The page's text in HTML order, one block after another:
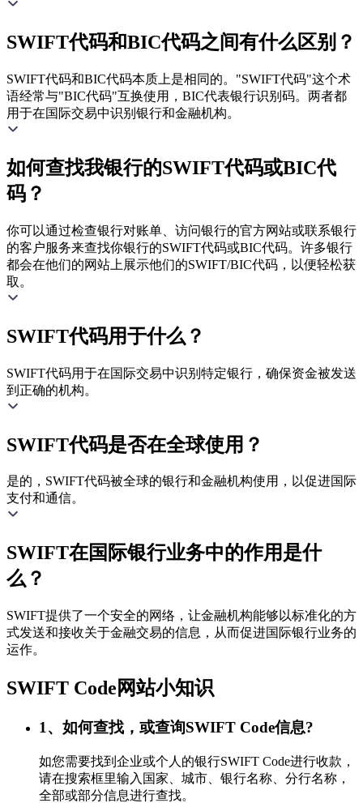
SWIFT代码和BIC代码之间有什么区别？
SWIFT代码和BIC代码本质上是相同的。"SWIFT代码"这个术
语经常与"BIC代码"互换使用，BIC代表银行识别码。两者都
用于在国际交易中识别银行和金融机构。
如何查找我银行的SWIFT代码或BIC代
码？
你可以通过检查银行对账单、访问银行的官方网站或联系银行
的客户服务来查找你银行的SWIFT代码或BIC代码。许多银行
都会在他们的网站上展示他们的SWIFT/BIC代码，以便轻松获
取。
SWIFT代码用于什么？
SWIFT代码用于在国际交易中识别特定银行，确保资金被发送
到正确的机构。
SWIFT代码是否在全球使用？
是的，SWIFT代码被全球的银行和金融机构使用，以促进国际
支付和通信。
SWIFT在国际银行业务中的作用是什
么？
SWIFT提供了一个安全的网络，让金融机构能够以标准化的方
式发送和接收关于金融交易的信息，从而促进国际银行业务的
运作。
SWIFT Code网站小知识
1、如何查找，或查询SWIFT Code信息?
如您需要找到企业或个人的银行SWIFT Code进行收款，
请在搜索框里输入国家、城市、银行名称、分行名称，
全部或部分信息进行查找。